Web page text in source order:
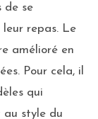
de se
repas. Le
amélioré en
Pour cela, il
qui
au style du